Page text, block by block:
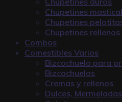
Chupetines
Chupetines
Chupetines rellenos
Combos
Comestibles Varios
Bizcochuelo para
Bizcochuelos
Cremas y rellenos
Dulces,